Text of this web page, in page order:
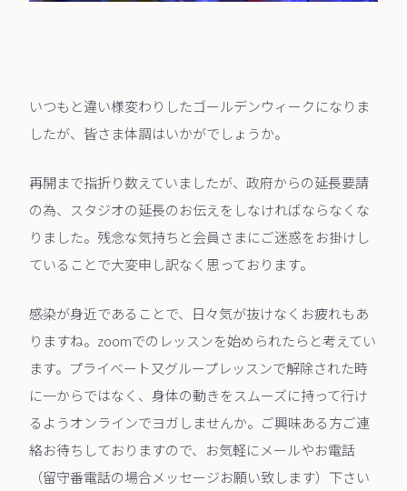
いつもと違い様変わりしたゴールデンウィークになりま
したが、皆さま体調はいかがでしょうか。
再開まで指折り数えていましたが、政府からの延長要請
の為、スタジオの延長のお伝えをしなければならなくな
りました。残念な気持ちと会員さまにご迷惑をお掛けし
ていることで大変申し訳なく思っております。
感染が身近であることで、日々気が抜けなくお疲れもあ
りますね。zoomでのレッスンを始められたらと考えてい
ます。プライベート又グループレッスンで解除された時
に一からではなく、身体の動きをスムーズに持って行け
るようオンラインでヨガしませんか。ご興味ある方ご連
絡お待ちしておりますので、お気軽にメールやお電話
（留守番電話の場合メッセージお願い致します）下さい